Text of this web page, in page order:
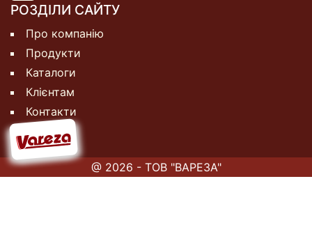
РОЗДІЛИ САЙТУ
Про компанію
Продукти
Каталоги
Клієнтам
Контакти
@ 2026 - ТОВ "ВАРЕЗА"